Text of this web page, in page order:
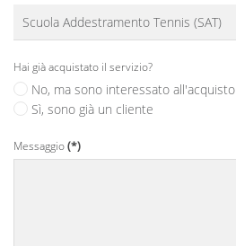
Hai già acquistato il servizio?
No, ma sono interessato all'acquisto
Sì, sono già un cliente
Messaggio(*)